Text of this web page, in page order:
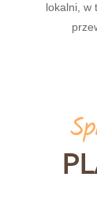
lokalni, w